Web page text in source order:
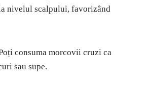
nivelul scalpului, favorizând
consuma morcovii cruzi ca
sau supe.